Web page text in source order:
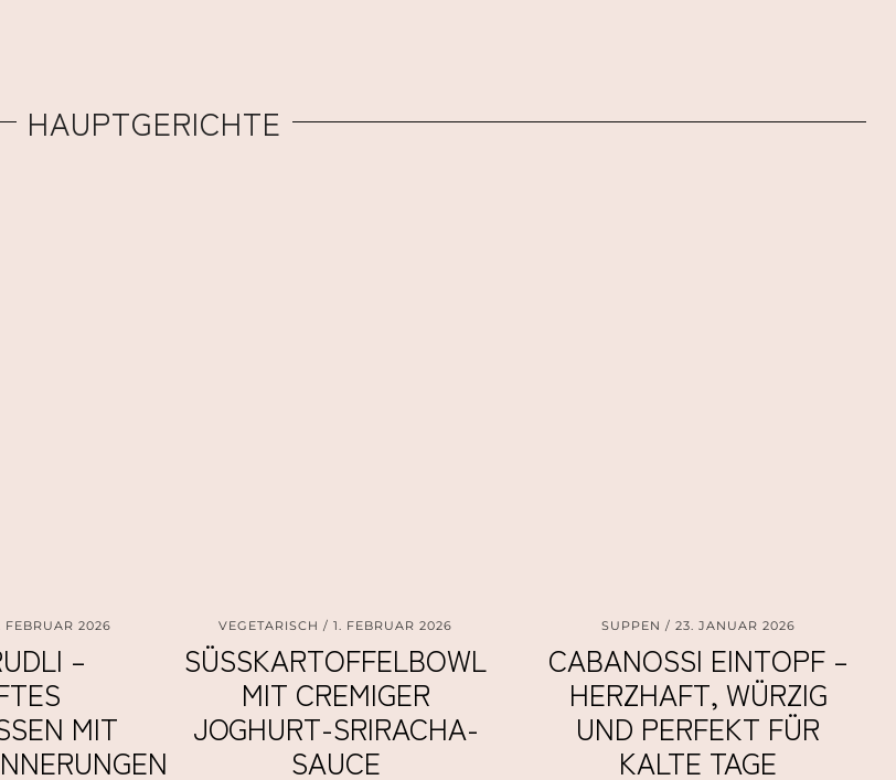
HAUPTGERICHTE
FEBRUAR 2026
–
MIT
VEGETARISCH 1. FEBRUAR 2026
SÜSSKARTOFFELBOWL M
IT CREMIGER J
OGHURT-SRIRACHA-S
AUCE
SUPPEN 23. JANUAR 2026
CABANOSSI EINTOPF –
HERZHAFT, WÜRZIG
UND PERFEKT FÜR
KALTE TAGE